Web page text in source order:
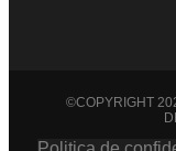
©COPYRIGHT